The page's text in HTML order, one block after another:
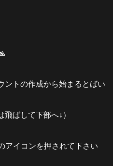
ントの作成から始まるとばい
飛ばして下部へ↓）
アイコンを押されて下さい